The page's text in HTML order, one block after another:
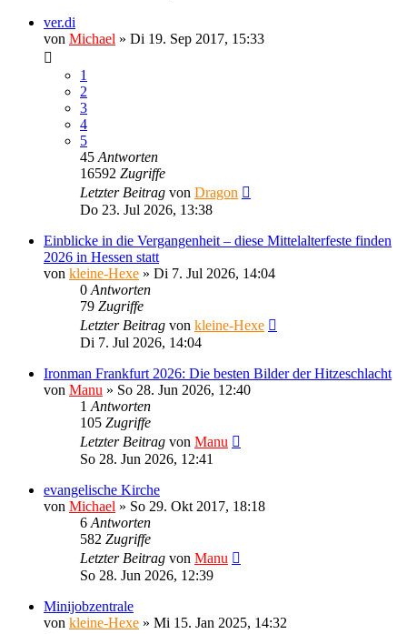
ver.di
von Michael » Di 19. Sep 2017, 15:33
1
2
3
4
5
45 Antworten
16592 Zugriffe
Letzter Beitrag von Dragon
Do 23. Jul 2026, 13:38
Einblicke in die Vergangenheit – diese Mittelalterfeste finden
2026 in Hessen statt
von kleine-Hexe » Di 7. Jul 2026, 14:04
0 Antworten
79 Zugriffe
Letzter Beitrag von kleine-Hexe
Di 7. Jul 2026, 14:04
Ironman Frankfurt 2026: Die besten Bilder der Hitzeschlacht
von Manu » So 28. Jun 2026, 12:40
1 Antworten
105 Zugriffe
Letzter Beitrag von Manu
So 28. Jun 2026, 12:41
evangelische Kirche
von Michael » So 29. Okt 2017, 18:18
6 Antworten
582 Zugriffe
Letzter Beitrag von Manu
So 28. Jun 2026, 12:39
Minijobzentrale
von kleine-Hexe » Mi 15. Jan 2025, 14:32